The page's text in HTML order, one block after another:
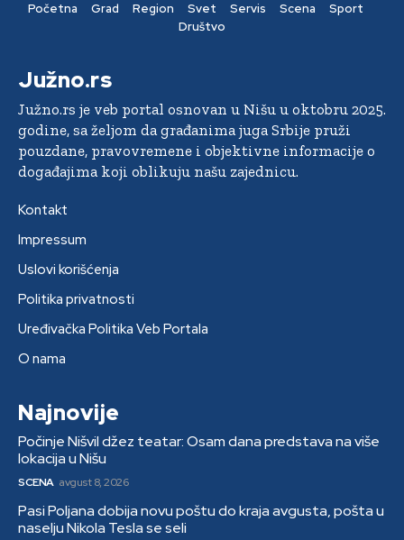
Početna Grad Region Svet Servis Scena
Sport
Društvo
Južno.rs
Južno.rs je veb portal osnovan u Nišu u oktobru 2025.
godine, sa željom da građanima juga Srbije pruži
pouzdane, pravovremene i objektivne informacije o
događajima koji oblikuju našu zajednicu.
Kontakt
Impressum
Uslovi korišćenja
Politika privatnosti
Uređivačka Politika Veb Portala
O nama
Najnovije
Počinje Nišvil džez teatar: Osam dana predstava na više
lokacija u Nišu
SCENA avgust 8, 2026
Pasi Poljana dobija novu poštu do kraja avgusta, pošta u
naselju Nikola Tesla se seli